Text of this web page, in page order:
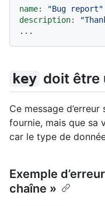
name:
"Bug report"
description:
...
key doit être
Ce message
fournie, mais que sa
car le type de
Exemple
chaîne »